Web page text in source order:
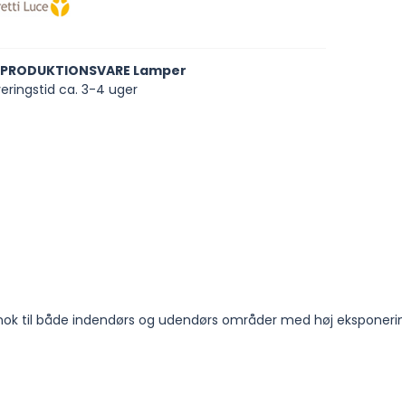
PRODUKTIONSVARE Lamper
ca. 3-4 uger
til både indendørs og udendørs områder med høj